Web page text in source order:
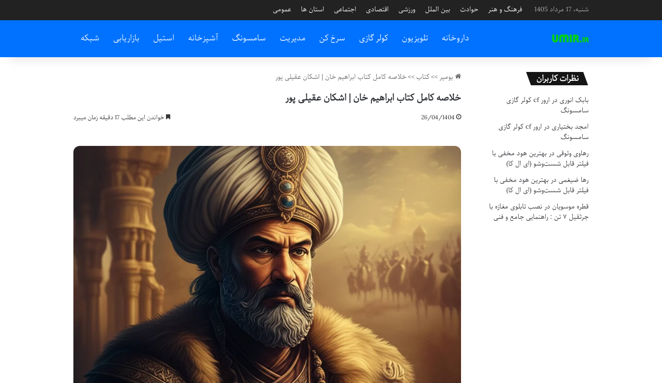
شنبه، 17 مرداد 1405 فرهنگ و هنر حوادث بین الملل ورزشی اقتصادی اجتماعی استان ها عمومی
داروخانه تلویزیون کولر گازی سرخ کن مدیریت سامسونگ آشپزخانه استیل بازاریابی شبکه
یومیر>>کتاب>>خلاصه کامل کتاب ابراهیم خان | اشکان عقیلی پور
خلاصه کامل کتاب ابراهیم خان | اشکان عقیلی پور
26/04/1404 خواندن این مطلب 17 دقیقه زمان میبرد
نظرات کاربران
بابک انوری در
ارور cf کولر گازی
سامسونگ
امجد بختیاری در
ارور cf کولر گازی
سامسونگ
رهاوی وثوقی دربهترین هود مخفی با
فیلتر قابل شست‌وشو (ای ال کا)
رها ضیغمی دربهترین هود مخفی با
فیلتر قابل شست‌وشو (ای ال کا)
قطره موسویان درنصب تابلوی مغازه با
جرثقیل ۷ تن : راهنمایی جامع و فنی